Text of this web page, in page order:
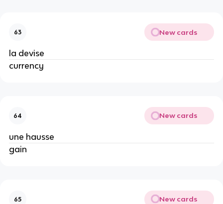
63 New cards
la devise
currency
64 New cards
une hausse
gain
65 New cards